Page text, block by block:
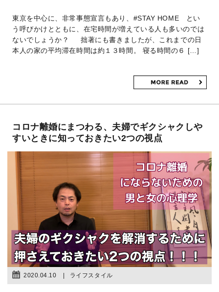
東京を中心に、非常事態宣言もあり、#STAY HOME とい
う呼びかけとともに、在宅時間が増えている人も多いのでは
ないでしょうか？ 拙著にも書きましたが、これまでの日
本人の家の平均滞在時間は約１３時間。 寝る時間の６ […]
コロナ離婚にまつわる、夫婦でギクシャクしや
すいときに知っておきたい2つの視点
2020.04.10 ライフスタイル